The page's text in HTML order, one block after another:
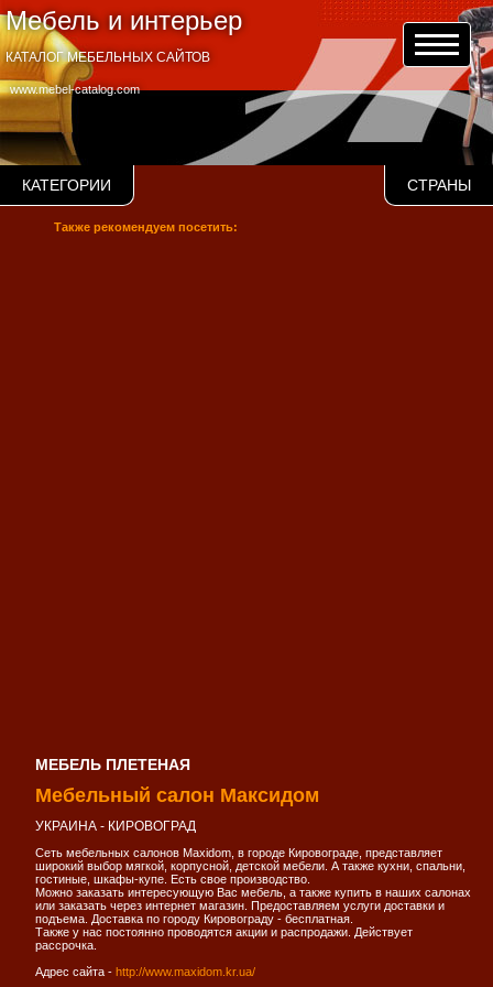
Мебель и интерьер
www.mebel-catalog.com
КАТАЛОГ МЕБЕЛЬНЫХ САЙТОВ
КАТЕГОРИИ СТРАНЫ
Также рекомендуем посетить:
МЕБЕЛЬ ПЛЕТЕНАЯ
Мебельный салон Максидом
УКРАИНА - КИРОВОГРАД
Сеть мебельных салонов Maxidom, в городе Кировограде, представляет
широкий выбор мягкой, корпусной, детской мебели. А также кухни, спальни,
гостиные, шкафы-купе. Есть свое производство.
Можно заказать интересующую Вас мебель, а также купить в наших салонах
или заказать через интернет магазин. Предоставляем услуги доставки и
подъема. Доставка по городу Кировограду - бесплатная.
Также у нас постоянно проводятся акции и распродажи. Действует
рассрочка.
Адрес сайта - http://www.maxidom.kr.ua/